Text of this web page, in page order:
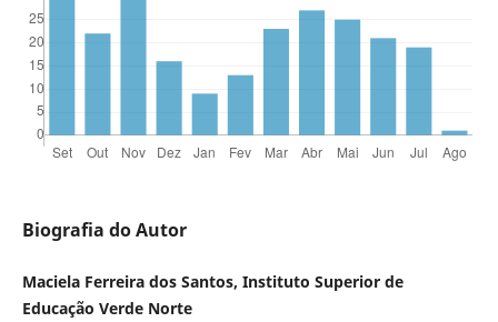
Biografia do Autor
Maciela Ferreira dos Santos, Instituto Superior de
Educação Verde Norte